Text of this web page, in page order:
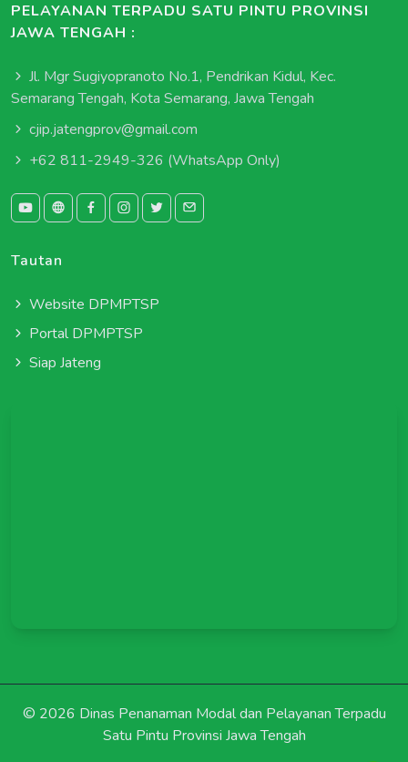
PELAYANAN TERPADU SATU PINTU PROVINSI
JAWA TENGAH :
Jl. Mgr Sugiyopranoto No.1, Pendrikan Kidul, Kec.
Semarang Tengah, Kota Semarang, Jawa Tengah
cjip.jatengprov@gmail.com
+62 811-2949-326 (WhatsApp Only)
Tautan
Website DPMPTSP
Portal DPMPTSP
Siap Jateng
© 2026 Dinas Penanaman Modal dan Pelayanan Terpadu
Satu Pintu Provinsi Jawa Tengah